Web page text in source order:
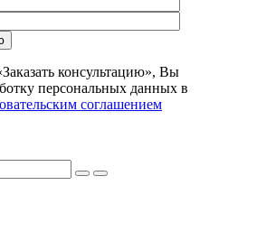
консультацию», Вы
персональных данных в
соглашением